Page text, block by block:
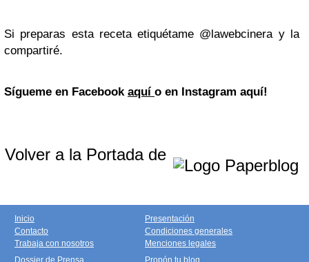
Si preparas esta receta etiquétame @lawebcinera y la
compartiré.
Sígueme en Facebook aquí o en Instagram aquí!
Volver a la Portada de
Inicio
Contacto
Trabaja con nosotros
Presentación
Condiciones generales
Menciones legales
Dossier de Prensa
Propón tu blog